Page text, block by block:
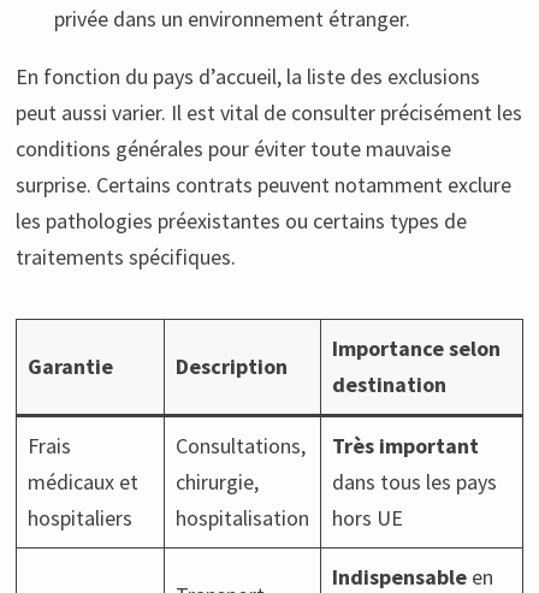
privée dans un environnement étranger.
En fonction du pays d’accueil, la liste des exclusions
peut aussi varier. Il est vital de consulter précisément les
conditions générales pour éviter toute mauvaise
surprise. Certains contrats peuvent notamment exclure
les pathologies préexistantes ou certains types de
traitements spécifiques.
Garantie Description
Importance selon
destination
Frais
médicaux et
hospitaliers
Consultations,
chirurgie,
hospitalisation
Très important
dans tous les pays
hors UE
Indispensableen